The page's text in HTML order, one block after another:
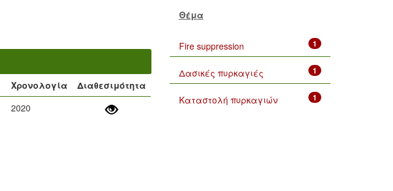
Χρονολογία
Διαθεσιμότητα
2020
Θέμα
1
Fire suppression
1
Δασικές πυρκαγιές
1
Καταστολή πυρκαγιών